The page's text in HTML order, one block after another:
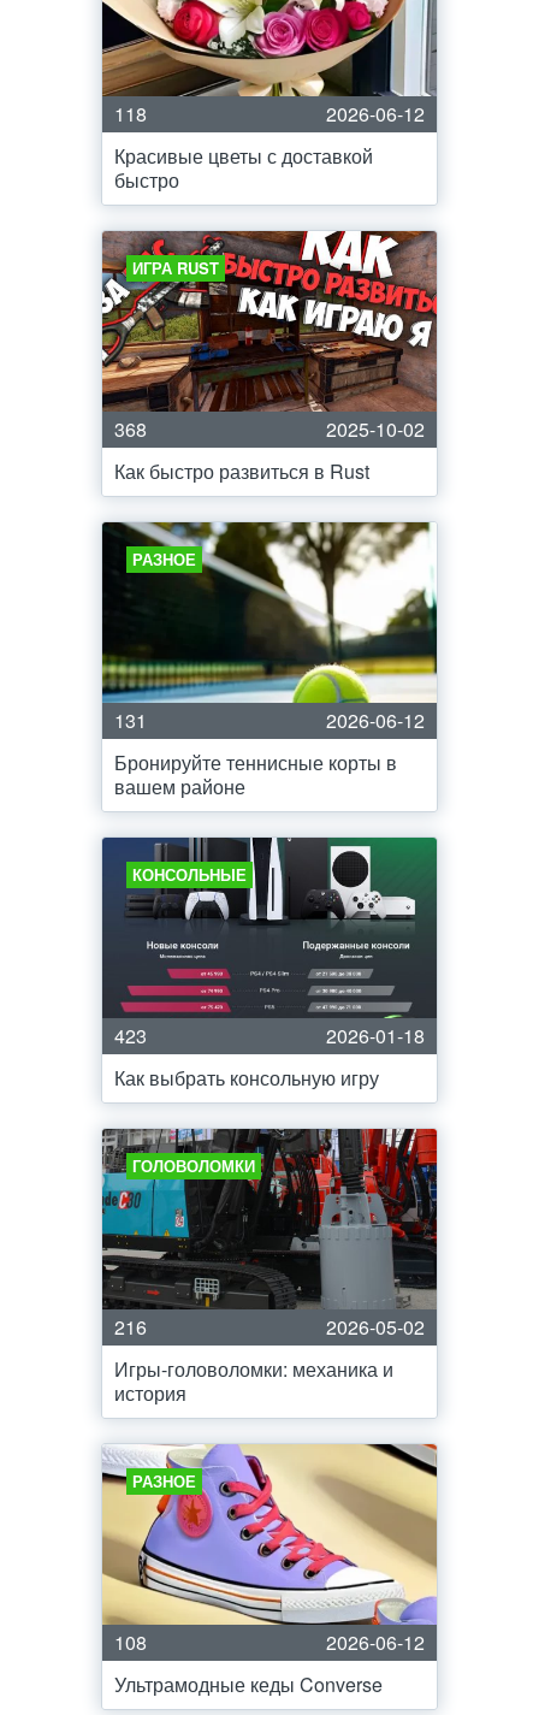
118
2026-06-12
Красивые цветы с доставкой
быстро
ИГРА RUST
368
2025-10-02
Как быстро развиться в Rust
РАЗНОЕ
131
2026-06-12
Бронируйте теннисные корты в
вашем районе
КОНСОЛЬНЫЕ
423
2026-01-18
Как выбрать консольную игру
ГОЛОВОЛОМКИ
216
2026-05-02
Игры-головоломки: механика и
история
РАЗНОЕ
108
2026-06-12
Ультрамодные кеды Converse